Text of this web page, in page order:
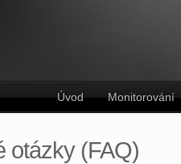
Úvod Monitorování
otázky (FAQ)